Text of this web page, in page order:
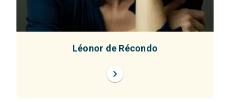
Léonor de Récondo
chevron_right